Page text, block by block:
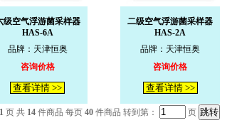
级空气浮游菌采样器
HAS-6A
品牌：天津恒奥
咨询价格
查看详情 >>
二级空气浮游菌采样器
HAS-2A
品牌：天津恒奥
咨询价格
查看详情 >>
1 页 共 14 件商品 每页 40 件商品 转到第： 页